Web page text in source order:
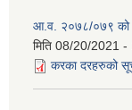
आ.व. २०७८/०७९ को
मिति 08/20/2021 -
करका दरहरुको